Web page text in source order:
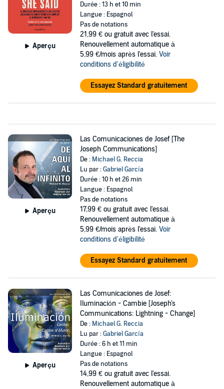
Aperçu
Durée : 13 h et 10 min
Langue : Espagnol
Pas de notations
21,99 € ou gratuit avec l'essai.
Renouvellement automatique à
5,99 €/mois après l'essai. Voir
conditions d'éligibilité
Essayez Standard gratuitement
Aperçu
Las Comunicaciones de Josef [The
Joseph Communications]
De : Michael G. Reccia
Lu par :Gabriel García
Durée : 10 h et 26 min
Langue : Espagnol
Pas de notations
17,99 € ou gratuit avec l'essai.
Renouvellement automatique à
5,99 €/mois après l'essai. Voir
conditions d'éligibilité
Essayez Standard gratuitement
Aperçu
Las Comunicaciones de Josef:
Iluminación - Cambie [Joseph's
Communications: Lightning - Change]
De : Michael G. Reccia
Lu par :Gabriel García
Durée : 6 h et 11 min
Langue : Espagnol
Pas de notations
14,99 € ou gratuit avec l'essai.
Renouvellement automatique à